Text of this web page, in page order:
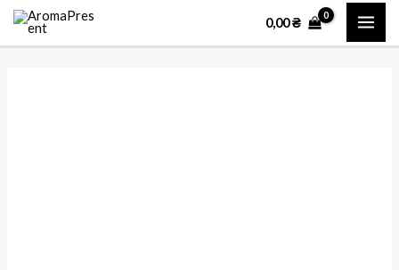
Перейти
0,00₴